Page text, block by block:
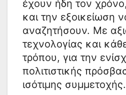
έχουν ήδη τον
και την εξοικείωση
αναζητήσουν. Με
τεχνολογίας και
τρόπου, για την
πολιτιστικής
ισότιμης συμμετοχής.